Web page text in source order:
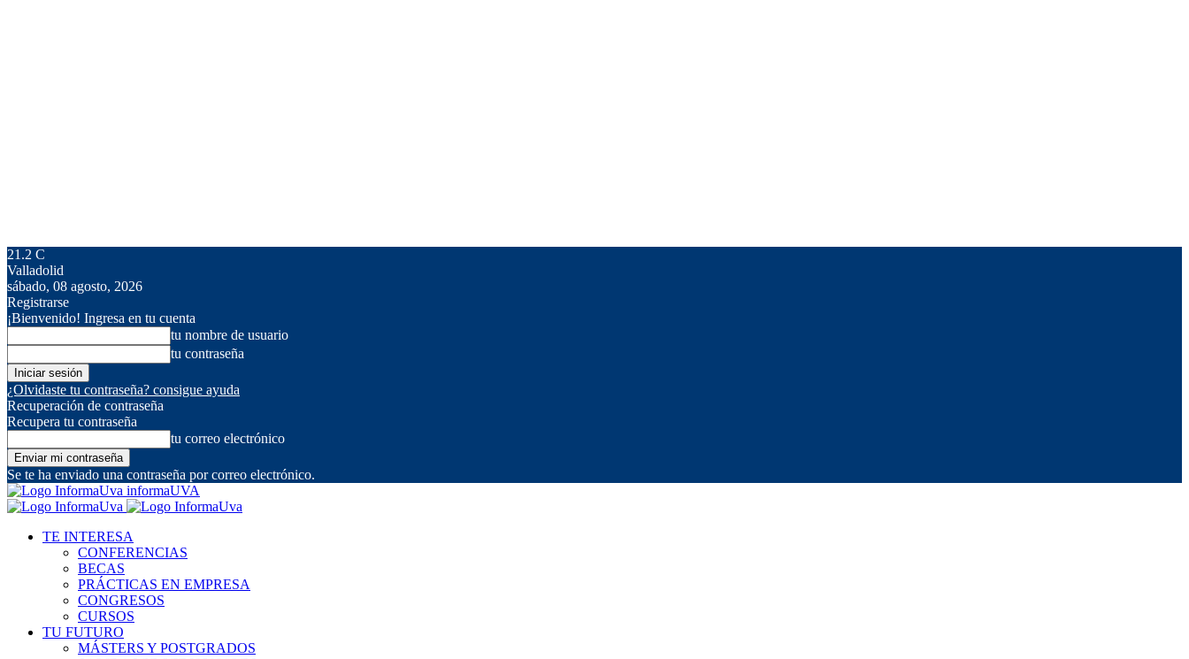
21.2 C
Valladolid
sábado, 08 agosto, 2026
Registrarse
¡Bienvenido! Ingresa en tu cuenta
tu nombre de usuario
tu contraseña
¿Olvidaste tu contraseña? consigue ayuda
Recuperación de contraseña
Recupera tu contraseña
tu correo electrónico
Se te ha enviado una contraseña por correo electrónico.
informaUVA
TE INTERESA
CONFERENCIAS
BECAS
PRÁCTICAS EN EMPRESA
CONGRESOS
CURSOS
TU FUTURO
MÁSTERS Y POSTGRADOS